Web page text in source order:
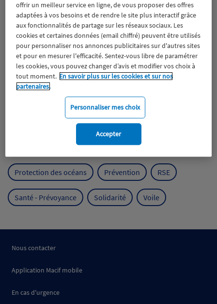
Lesthématiques
Aidants Catastrophes naturelles Climat
Engagement Epargne ESS
Expérience clients Fondation Macif
Mutualisme
Protection de l'environnement
Protection des océans Prévention RSE
Santé - Prévoyance Solidarité Voile
Nous contacter
Application Macif mobile
En cas d'urgence
offrir un meilleur service en ligne, de vous proposer des offres
adaptées à vos besoins et de rendre le site plus interactif grâce
aux fonctionnalités de partage sur les réseaux sociaux. Les
cookies et certaines données (email chiffré) peuvent être utilisés
pour personnaliser nos annonces publicitaires sur d'autres sites
et pour en mesurer l'efficacité. Sentez-vous libre de paramétrer
les cookies, vous pouvez changer d’avis et modifier vos choix à
tout moment. En savoir plus sur les cookies et sur nos
partenaires.
Personnaliser mes choix
Accepter